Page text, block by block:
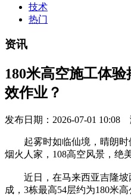
技术
热门
资讯
180米高空施工体
效作业？
发布日期：2026-07-01 10:08
起雾时如临仙境，晴朗时
烟火人家，108高空风景，绝
近日，在马来西亚吉隆坡
成，3栋最高54层约为180米